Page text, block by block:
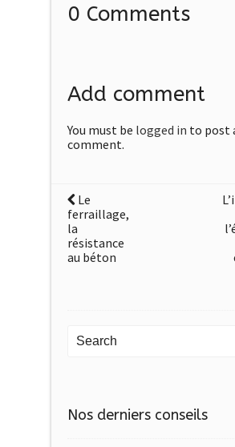
0 Comments
Add comment
You must be logged in to post
comment.
Le
ferraillage,
la
résistance
au béton
Nos derniers conseils